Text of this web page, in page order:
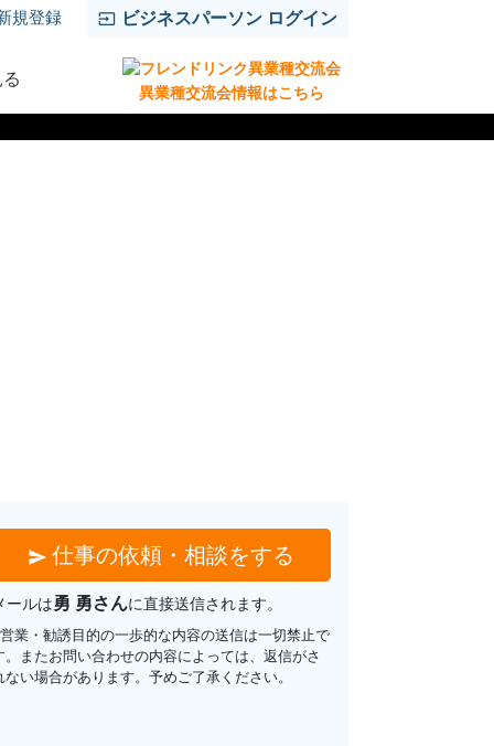
異業種交流会情報はこちら
規登録 ビジネスパーソン ログイン
send 仕事の依頼・相談をする
ールは勇 勇さんに直接送信されます。
業・勧誘目的の一歩的な内容の送信は一切禁止で
。またお問い合わせの内容によっては、返信がさ
ない場合があります。予めご了承ください。